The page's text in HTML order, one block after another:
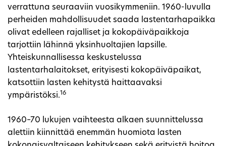
verrattuna seuraaviin vuosikymmeniin. 1960-luvulla
perheiden mahdollisuudet saada lastentarhapaikka
olivat edelleen rajalliset ja kokopäiväpaikkoja
tarjottiin lähinnä yksinhuoltajien lapsille.
Yhteiskunnallisessa keskustelussa
lastentarhalaitokset, erityisesti kokopäiväpaikat,
katsottiin lasten kehitystä haittaavaksi
ympäristöksi.16
1960–70 lukujen vaihteesta alkaen suunnittelussa
alettiin kiinnittää enemmän huomiota lasten